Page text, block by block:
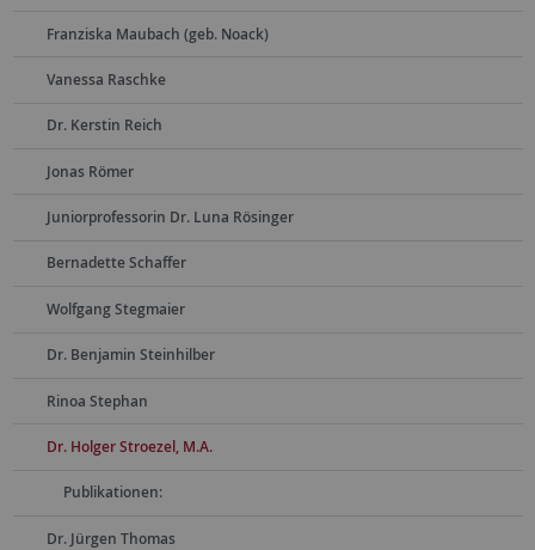
Franziska Maubach (geb. Noack)
Vanessa Raschke
Dr. Kerstin Reich
Jonas Römer
Juniorprofessorin Dr. Luna Rösinger
Bernadette Schaffer
Wolfgang Stegmaier
Dr. Benjamin Steinhilber
Rinoa Stephan
Dr. Holger Stroezel, M.A.
Publikationen:
Dr. Jürgen Thomas